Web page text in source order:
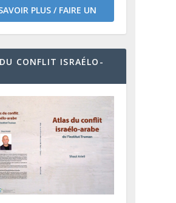
PLUS / FAIRE UN
DON
CONFLIT ISRAÉLO-